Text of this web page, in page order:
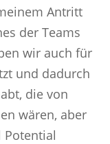
Antritt
der Teams
wir auch für
und dadurch
die von
wären, aber
Potential